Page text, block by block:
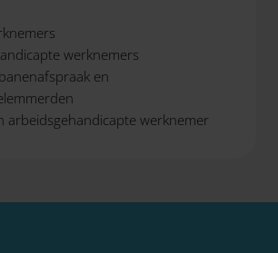
werknemers
en
arbeidsgehandicapte werknemer